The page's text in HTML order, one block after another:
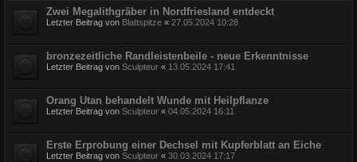
Zwei Megalithgräber in Nordfriesland entdeckt
Letzter Beitrag von Blattspitze « 27.05.2024 10:28
bronzezeitliche Randleistenbeile - neue Erkenntnisse
Letzter Beitrag von Sculpteur « 13.05.2024 17:41
Orang Utan behandelt Wunde mit Heilpflanze
Letzter Beitrag von Sculpteur « 04.05.2024 16:11
Erste Erprobung einer Dechsel mit Kupferblatt an Eiche
Letzter Beitrag von Sculpteur « 30.03.2024 17:17